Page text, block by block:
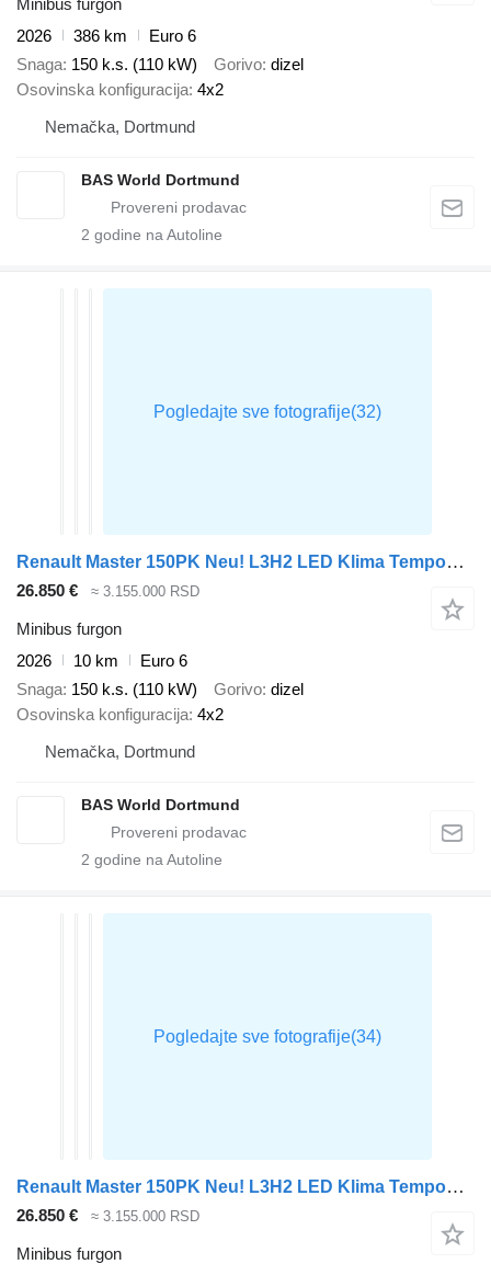
2026
386 km
Euro 6
Snaga 150 k.s. (110 kW) Gorivo dizel
Osovinska konfiguracija 4x2
Nemačka, Dortmund
BAS World Dortmund
2 godine na Autoline
Renault Master 150PK Neu! L3H2 LED Klima Tempomat CarPlay Parkensensoren
26.850 € ≈ 3.155.000 RSD
Minibus furgon
2026
10 km
Euro 6
Snaga 150 k.s. (110 kW) Gorivo dizel
Osovinska konfiguracija 4x2
Nemačka, Dortmund
BAS World Dortmund
2 godine na Autoline
Renault Master 150PK Neu! L3H2 LED Klima Tempomat CarPlay Parkensensoren
26.850 € ≈ 3.155.000 RSD
Minibus furgon